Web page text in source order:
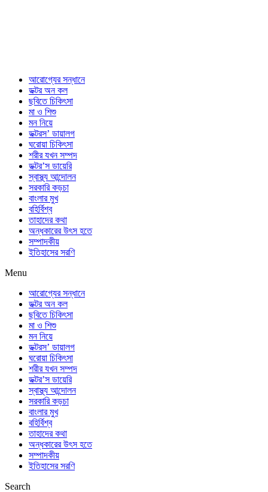
আরোগ্যের সন্ধানে
ডক্টর অন কল
ছবিতে চিকিৎসা
মা ও শিশু
মন নিয়ে
ডক্টরস’ ডায়ালগ
ঘরোয়া চিকিৎসা
শরীর যখন সম্পদ
ডক্টর’স ডায়েরি
স্বাস্থ্য আন্দোলন
সরকারি কড়চা
বাংলার মুখ
বহির্বিশ্ব
তাহাদের কথা
অন্ধকারের উৎস হতে
সম্পাদকীয়
ইতিহাসের সরণি
Menu
আরোগ্যের সন্ধানে
ডক্টর অন কল
ছবিতে চিকিৎসা
মা ও শিশু
মন নিয়ে
ডক্টরস’ ডায়ালগ
ঘরোয়া চিকিৎসা
শরীর যখন সম্পদ
ডক্টর’স ডায়েরি
স্বাস্থ্য আন্দোলন
সরকারি কড়চা
বাংলার মুখ
বহির্বিশ্ব
তাহাদের কথা
অন্ধকারের উৎস হতে
সম্পাদকীয়
ইতিহাসের সরণি
Search